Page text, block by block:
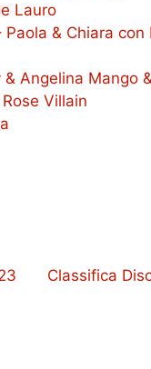
Lauro
& Chiara con
Angelina Mango
Villain
Classifica